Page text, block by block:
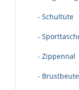
- Schultüte
-
- Zippennal
-